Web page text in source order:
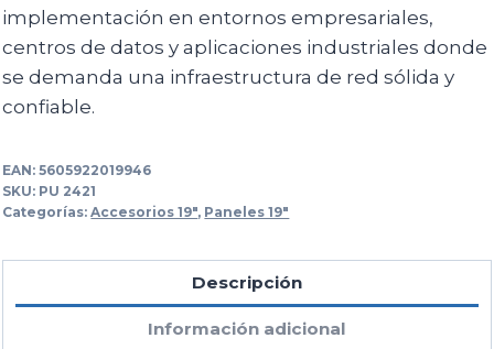
implementación en entornos empresariales,
centros de datos y aplicaciones industriales donde
se demanda una infraestructura de red sólida y
confiable.
EAN:5605922019946
SKU: PU 2421
Categorías:Accesorios 19", Paneles 19"
Descripción
Información adicional